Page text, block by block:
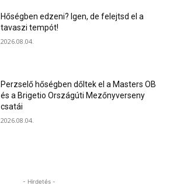
Hőségben edzeni? Igen, de felejtsd el a
tavaszi tempót!
2026.08.04.
Perzselő hőségben dőltek el a Masters OB
és a Brigetio Országúti Mezőnyverseny
csatái
2026.08.04.
- Hirdetés -